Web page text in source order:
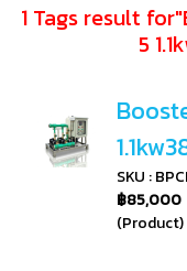
1 Tags result
5
SKU :
฿85,000
(Product)